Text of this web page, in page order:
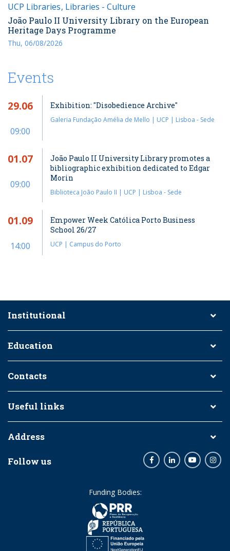
UCP Libraries Libraries - Culture
João Paulo II University Library on the European
Heritage Days Programme
Thu, 06/08/2026
Events
29.06
09:00
Exhibition: "Disobedience Archive"
Galeria Fundação Amélia de Mello | UCP | Lisboa - Sede
01.07
09:00
João Paulo II University Library promotes a
bibliographic exhibition dedicated to Edgar
Morin
Biblioteca João Paulo II | UCP | Lisboa - Sede
01.09
14:00
Empower Week Católica Porto Business
School 26/27
UCP | Campus do Porto
Institutional
Education
Contacts
Useful links
Address
Follow us FacebookLinkedInYoutube
Funding Bodies: